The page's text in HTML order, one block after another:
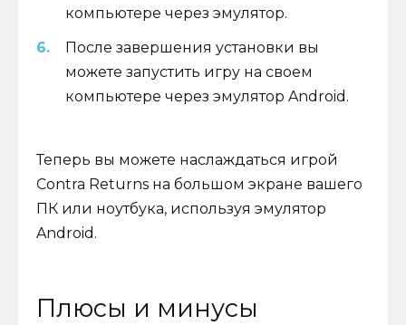
компьютере через эмулятор.
После завершения установки вы
можете запустить игру на своем
компьютере через эмулятор Android.
Теперь вы можете наслаждаться игрой
Contra Returns на большом экране вашего
ПК или ноутбука, используя эмулятор
Android.
Плюсы и минусы